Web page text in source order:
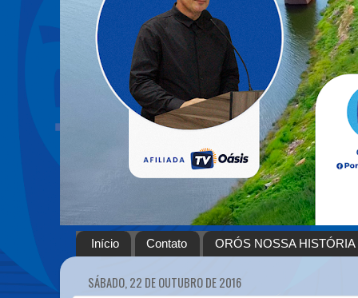
Início Contato ORÓS NOSSA HISTÓRIA
SÁBADO, 22 DE OUTUBRO DE 2016